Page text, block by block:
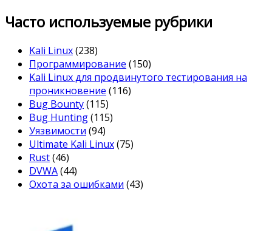
Часто используемые рубрики
Kali Linux(238)
Программирование (150)
Kali Linux для продвинутого тестирования на
проникновение (116)
Bug Bounty(115)
Bug Hunting(115)
Уязвимости (94)
Ultimate Kali Linux(75)
Rust(46)
DVWA(44)
Охота за ошибками (43)